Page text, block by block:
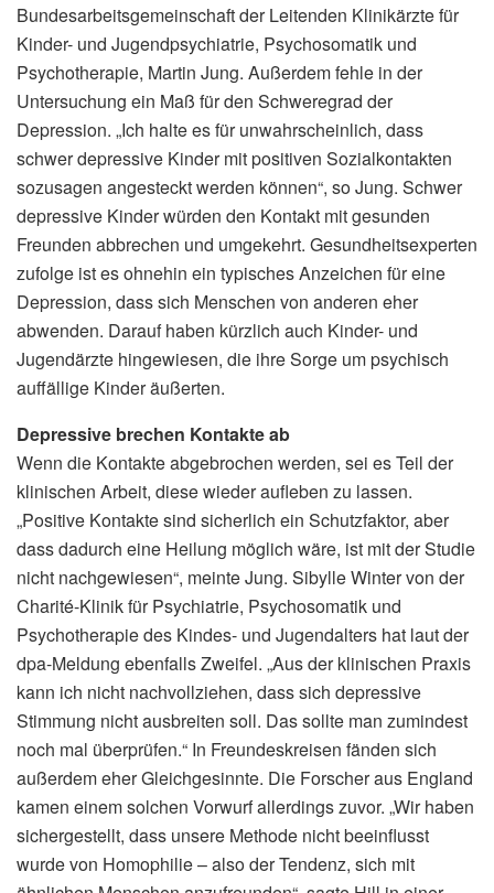
Bundesarbeitsgemeinschaft der Leitenden Klinikärzte für
Kinder- und Jugendpsychiatrie, Psychosomatik und
Psychotherapie, Martin Jung. Außerdem fehle in der
Untersuchung ein Maß für den Schweregrad der
Depression. „Ich halte es für unwahrscheinlich, dass
schwer depressive Kinder mit positiven Sozialkontakten
sozusagen angesteckt werden können“, so Jung. Schwer
depressive Kinder würden den Kontakt mit gesunden
Freunden abbrechen und umgekehrt. Gesundheitsexperten
zufolge ist es ohnehin ein typisches Anzeichen für eine
Depression, dass sich Menschen von anderen eher
abwenden. Darauf haben kürzlich auch Kinder- und
Jugendärzte hingewiesen, die ihre Sorge um psychisch
auffällige Kinder äußerten.
Depressive brechen Kontakte ab
Wenn die Kontakte abgebrochen werden, sei es Teil der
klinischen Arbeit, diese wieder aufleben zu lassen.
„Positive Kontakte sind sicherlich ein Schutzfaktor, aber
dass dadurch eine Heilung möglich wäre, ist mit der Studie
nicht nachgewiesen“, meinte Jung. Sibylle Winter von der
Charité-Klinik für Psychiatrie, Psychosomatik und
Psychotherapie des Kindes- und Jugendalters hat laut der
dpa-Meldung ebenfalls Zweifel. „Aus der klinischen Praxis
kann ich nicht nachvollziehen, dass sich depressive
Stimmung nicht ausbreiten soll. Das sollte man zumindest
noch mal überprüfen.“ In Freundeskreisen fänden sich
außerdem eher Gleichgesinnte. Die Forscher aus England
kamen einem solchen Vorwurf allerdings zuvor. „Wir haben
sichergestellt, dass unsere Methode nicht beeinflusst
wurde von Homophilie – also der Tendenz, sich mit